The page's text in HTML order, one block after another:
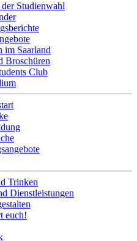
Studienwahl
im Saarland
Broschüren
Club
Trinken
Dienstleistungen
euch!